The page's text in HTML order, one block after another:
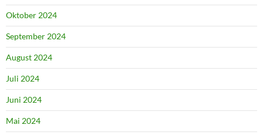
Oktober 2024
September 2024
August 2024
Juli 2024
Juni 2024
Mai 2024